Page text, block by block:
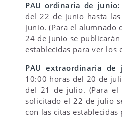
PAU ordinaria de junio:
del 22 de junio hasta
junio. (Para el alumnado
24 de junio se publicarán
establecidas para ver los
PAU extraordinaria de
10:00 horas del 20 de
del 21 de julio. (Para el
solicitado el 22 de julio
con las citas establecidas